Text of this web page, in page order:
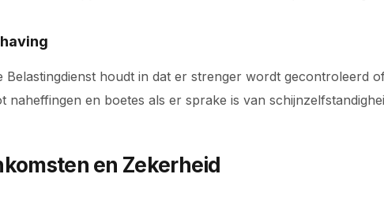
Belastingdienst houdt in dat er strenger wordt gecontroleerd
naheffingen en boetes als er sprake is van
en Zekerheid